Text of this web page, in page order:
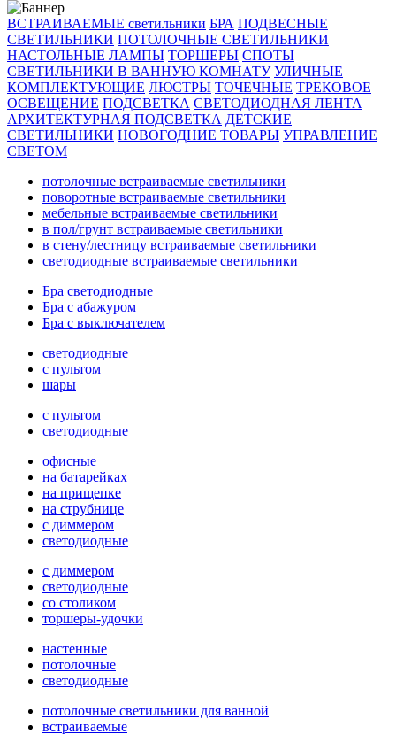
ВСТРАИВАЕМЫЕ светильники БРА ПОДВЕСНЫЕ
СВЕТИЛЬНИКИ ПОТОЛОЧНЫЕ СВЕТИЛЬНИКИ
НАСТОЛЬНЫЕ ЛАМПЫ ТОРШЕРЫ СПОТЫ
СВЕТИЛЬНИКИ В ВАННУЮ КОМНАТУ УЛИЧНЫЕ
КОМПЛЕКТУЮЩИЕ ЛЮСТРЫ ТОЧЕЧНЫЕ ТРЕКОВОЕ
ОСВЕЩЕНИЕ ПОДСВЕТКА СВЕТОДИОДНАЯ ЛЕНТА
АРХИТЕКТУРНАЯ ПОДСВЕТКА ДЕТСКИЕ
СВЕТИЛЬНИКИ НОВОГОДНИЕ ТОВАРЫ УПРАВЛЕНИЕ
СВЕТОМ
потолочные встраиваемые светильники
поворотные встраиваемые светильники
мебельные встраиваемые светильники
в пол/грунт встраиваемые светильники
в стену/лестницу встраиваемые светильники
светодиодные встраиваемые светильники
Бра светодиодные
Бра с абажуром
Бра с выключателем
светодиодные
с пультом
шары
с пультом
светодиодные
офисные
на батарейках
на прищепке
на струбнице
с диммером
светодиодные
с диммером
светодиодные
со столиком
торшеры-удочки
настенные
потолочные
светодиодные
потолочные светильники для ванной
встраиваемые